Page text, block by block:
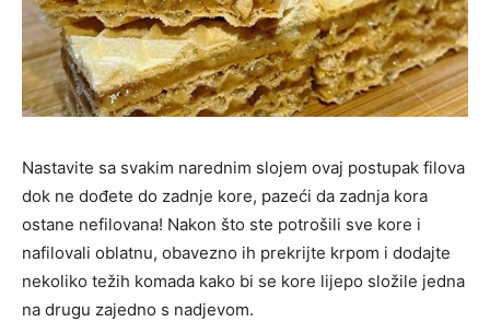
Nastavite sa svakim narednim slojem ovaj postupak filova
dok ne dođete do zadnje kore, pazeći da zadnja kora
ostane nefilovana! Nakon što ste potrošili sve kore i
nafilovali oblatnu, obavezno ih prekrijte krpom i dodajte
nekoliko težih komada kako bi se kore lijepo složile jedna
na drugu zajedno s nadjevom.